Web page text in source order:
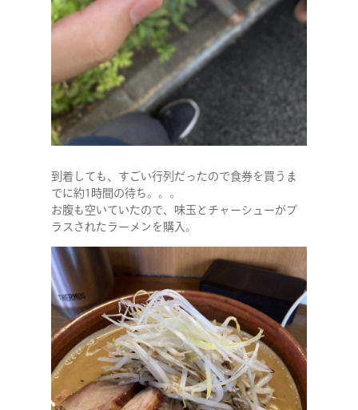
COMPANY
SERVICE
STAFF BLOG
NEWS
CONTACT
RECRUIT
到着しても、すごい行列だったので食券を買うま
でに約1時間の待ち。。。
お腹も空いていたので、味玉とチャーシューがプ
ラスされたラーメンを購入。